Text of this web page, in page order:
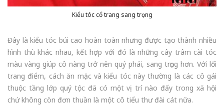
Kiểu tóc cổ trang sang trọng
Đây là kiểu tóc búi cao hoàn toàn nhưng được tạo thành nhiều
hình thù khác nhau, kết hợp với đó là những cây trâm cài tóc
màu vàng giúp cô nàng trở nên quý phái, sang trọng hơn. Với lối
trang điểm, cách ăn mặc và kiểu tóc này thường là các cô gái
thuộc tầng lớp quý tộc đã có một vị trí nào đấy trong xã hội
chứ không còn đơn thuần là một cô tiểu thư đài cát nữa.